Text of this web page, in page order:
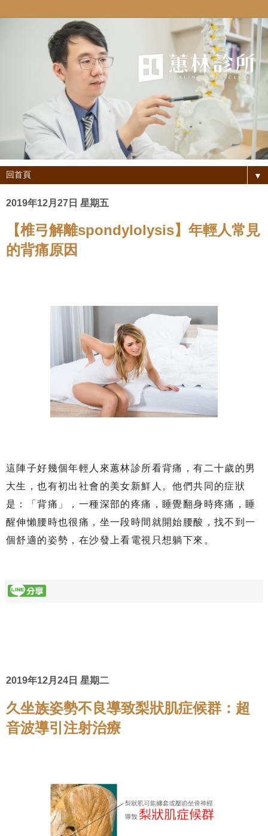
▼
2019年12月27日 星期五
【椎弓解離spondylolysis】年輕人常見
的背痛原因
這陣子好幾個年輕人來蕙林診所看背痛，有二十歲的男
大生，也有初出社會的美女新鮮人。他們共同的症狀
是：「背痛」，一種深部的疼痛，睡覺翻身時疼痛，睡
醒伸懶腰時也很痛，坐一段時間就開始腰酸，找不到一
個舒適的姿勢，在沙發上看電視只想躺下來。
2019年12月24日 星期二
久坐族姿勢不良導致梨狀肌症候群：超
音波導引注射治療